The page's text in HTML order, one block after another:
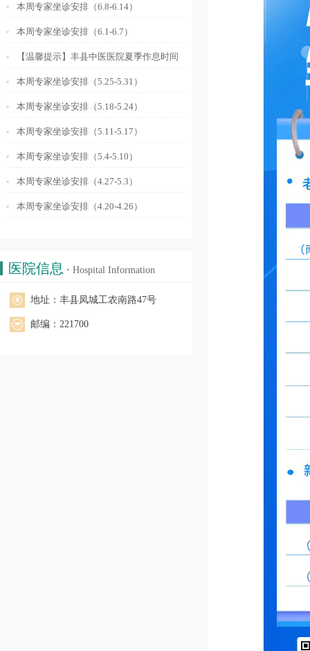
本周专家坐诊安排（6.8-6.14）
本周专家坐诊安排（6.1-6.7）
【温馨提示】丰县中医医院夏季作息时间
本周专家坐诊安排（5.25-5.31）
本周专家坐诊安排（5.18-5.24）
本周专家坐诊安排（5.11-5.17）
本周专家坐诊安排（5.4-5.10）
本周专家坐诊安排（4.27-5.3）
本周专家坐诊安排（4.20-4.26）
医院信息 · Hospital Information
地址：丰县凤城工农南路47号
邮编：221700